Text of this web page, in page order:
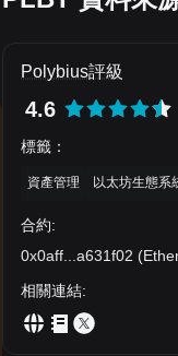
Polybius評級
4.6
標籤 ：
資產管理 以太坊生態系
合約:
0x0aff
a631f02 (
相關連結: